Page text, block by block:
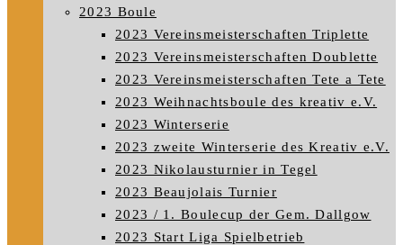
2023 Boule
2023 Vereinsmeisterschaften Triplette
2023 Vereinsmeisterschaften Doublette
2023 Vereinsmeisterschaften Tete a Tete
2023 Weihnachtsboule des kreativ e.V.
2023 Winterserie
2023 zweite Winterserie des Kreativ e.V.
2023 Nikolausturnier in Tegel
2023 Beaujolais Turnier
2023 / 1. Boulecup der Gem. Dallgow
2023 Start Liga Spielbetrieb